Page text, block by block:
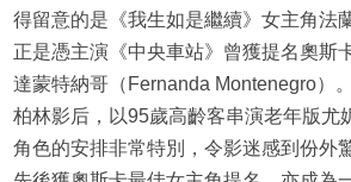
得留意的是《我生如是繼續》女主角法
正是憑主演《中央車站》曾獲提名奧斯
達蒙特納哥（Fernanda Montenegro）
柏林影后，以95歲高齡客串演老年版尤
角色的安排非常特別，令影迷感到份外